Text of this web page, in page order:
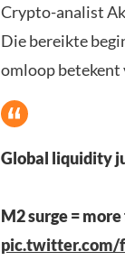
Crypto-analist
Die bereikte
omloop betekent
Global liquidity
M2 surge =
pic.twitter.com/